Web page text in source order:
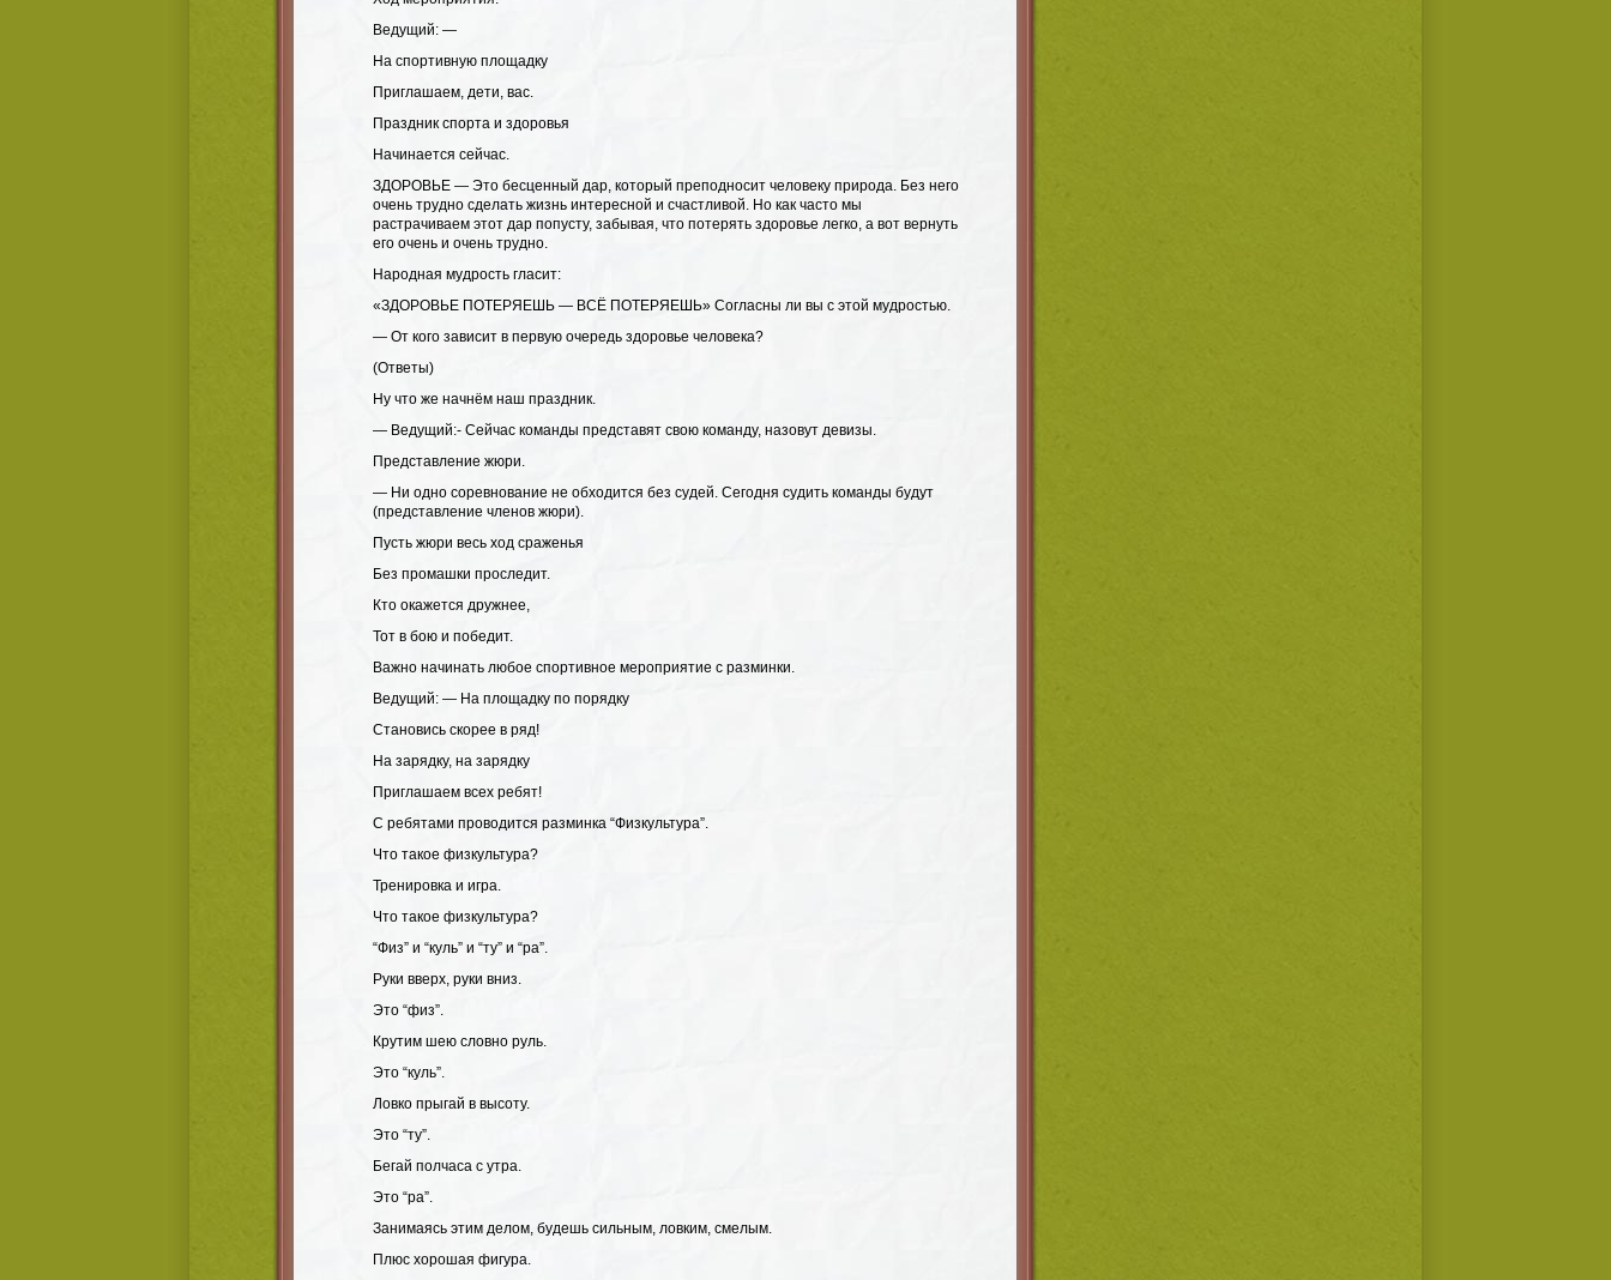
Ведущий: —
На спортивную площадку
Приглашаем, дети, вас.
Праздник спорта и здоровья
Начинается сейчас.
ЗДОРОВЬЕ — Это бесценный дар, который преподносит человеку природа. Без него
очень трудно сделать жизнь интересной и счастливой. Но как часто мы
растрачиваем этот дар попусту, забывая, что потерять здоровье легко, а вот вернуть
его очень и очень трудно.
Народная мудрость гласит:
«ЗДОРОВЬЕ ПОТЕРЯЕШЬ — ВСЁ ПОТЕРЯЕШЬ» Согласны ли вы с этой мудростью.
— От кого зависит в первую очередь здоровье человека?
(Ответы)
Ну что же начнём наш праздник.
— Ведущий:- Сейчас команды представят свою команду, назовут девизы.
Представление жюри.
— Ни одно соревнование не обходится без судей. Сегодня судить команды будут
(представление членов жюри).
Пусть жюри весь ход сраженья
Без промашки проследит.
Кто окажется дружнее,
Тот в бою и победит.
Важно начинать любое спортивное мероприятие с разминки.
Ведущий: — На площадку по порядку
Становись скорее в ряд!
На зарядку, на зарядку
Приглашаем всех ребят!
С ребятами проводится разминка “Физкультура”.
Что такое физкультура?
Тренировка и игра.
Что такое физкультура?
“Физ” и “куль” и “ту” и “ра”.
Руки вверх, руки вниз.
Это “физ”.
Крутим шею словно руль.
Это “куль”.
Ловко прыгай в высоту.
Это “ту”.
Бегай полчаса с утра.
Это “ра”.
Занимаясь этим делом, будешь сильным, ловким, смелым.
Плюс хорошая фигура.